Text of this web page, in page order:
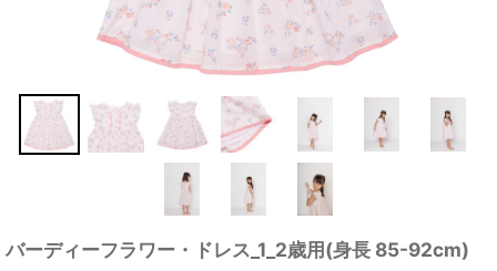
バーディーフラワー・ドレス_1_2歳用(身長 85-92cm)